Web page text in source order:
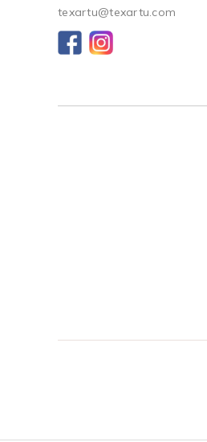
texartu@texartu.com